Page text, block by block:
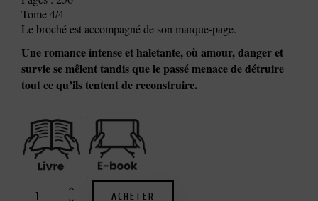
Tome 4/4
Le broché est accompagné de son marque-page.
Une romance intense et haletante, où amour, danger et
survie se mêlent tandis que le passé menace de détruire
tout ce qu’ils tentent de reconstruire.
Livre E-book
ACHETER